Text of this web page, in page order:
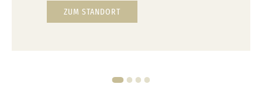
ZUM STANDORT
1 2 3 4